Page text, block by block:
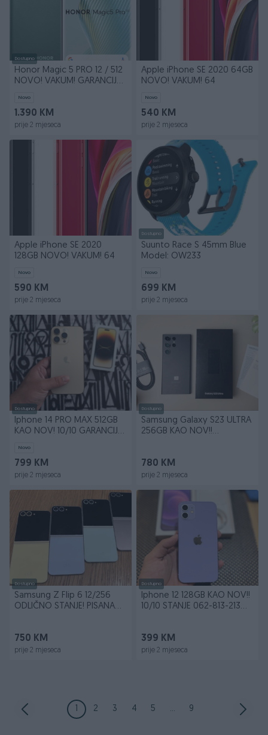
Dostupno
Honor Magic 5 PRO 12 / 512
NOVO! VAKUM! GARANCIJA
Novo
1.390 KM
prije 2 mjeseca
Apple iPhone SE 2020 64GB
NOVO! VAKUM! 64
Novo
540 KM
prije 2 mjeseca
Apple iPhone SE 2020
128GB NOVO! VAKUM! 64
Novo
590 KM
prije 2 mjeseca
Dostupno
Suunto Race S 45mm Blue
Model: OW233
Novo
699 KM
prije 2 mjeseca
Dostupno
Iphone 14 PRO MAX 512GB
KAO NOV! 10/10 GARANCIJA!!
Novo
799 KM
prije 2 mjeseca
Dostupno
Samsung Galaxy S23 ULTRA
256GB KAO NOV!!
780 KM
prije 2 mjeseca
Dostupno
Samsung Z Flip 6 12/256
ODLIČNO STANJE! PISANA
750 KM
prije 2 mjeseca
Dostupno
Iphone 12 128GB KAO NOV!!
10/10 STANJE 062-813-213
399 KM
prije 2 mjeseca
1 2 3 4 5 ... 9